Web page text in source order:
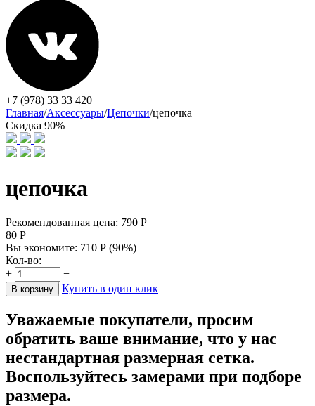
+7 (978) 33 33 420
Главная/Аксессуары/Цепочки/цепочка
Скидка 90%
цепочка
Рекомендованная цена: 790 Р
80 Р
Вы экономите: 710 Р (90%)
Кол-во:
+
−
В корзину Купить в один клик
Уважаемые покупатели, просим
обратить ваше внимание, что у нас
нестандартная размерная сетка.
Воспользуйтесь замерами при подборе
размера.